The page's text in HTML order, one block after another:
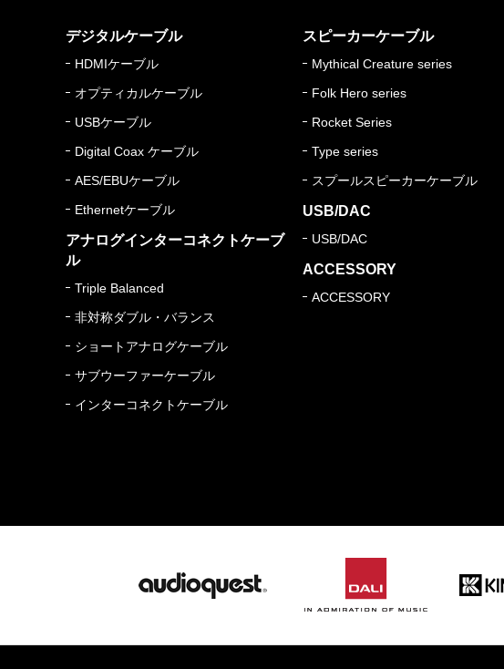
デジタルケーブル
HDMIケーブル
オプティカルケーブル
USBケーブル
Digital Coax ケーブル
AES/EBUケーブル
Ethernetケーブル
アナログインターコネクトケーブ
ル
Triple Balanced
非対称ダブル・バランス
ショートアナログケーブル
サブウーファーケーブル
インターコネクトケーブル
スピーカーケーブル
Mythical Creature series
Folk Hero series
Rocket Series
Type series
スプールスピーカーケーブル
USB/DAC
USB/DAC
ACCESSORY
ACCESSORY